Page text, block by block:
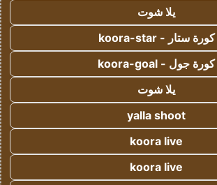
يلا شوت
كورة ستار - koora-star
كورة جول - koora-goal
يلا شوت
yalla shoot
koora live
koora live